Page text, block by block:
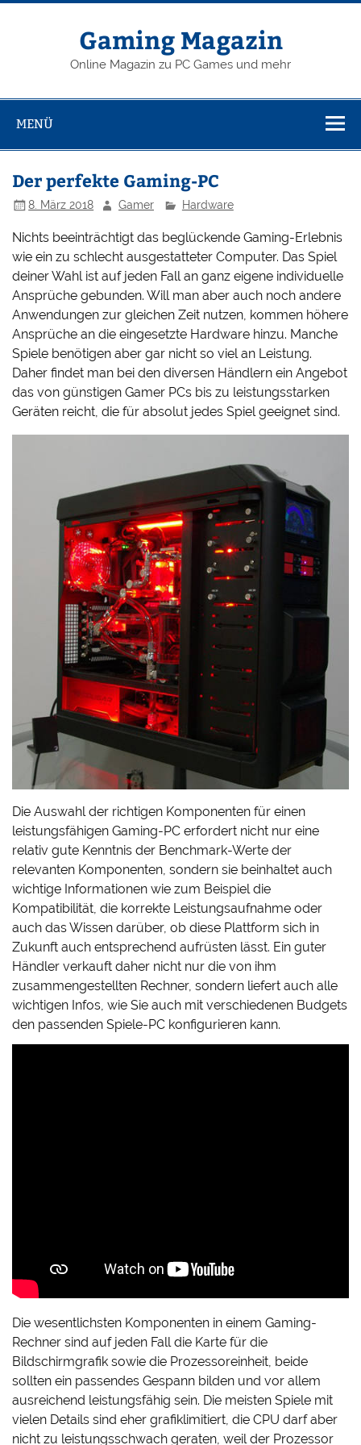
Zum
Gaming Magazin
Online Magazin zu PC Games und mehr
MENÜ
Der perfekte Gaming-PC
8. März 2018 Gamer Hardware
Nichts beeinträchtigt das beglückende Gaming-Erlebnis
wie ein zu schlecht ausgestatteter Computer. Das Spiel
deiner Wahl ist auf jeden Fall an ganz eigene individuelle
Ansprüche gebunden. Will man aber auch noch andere
Anwendungen zur gleichen Zeit nutzen, kommen höhere
Ansprüche an die eingesetzte Hardware hinzu. Manche
Spiele benötigen aber gar nicht so viel an Leistung.
Daher findet man bei den diversen Händlern ein Angebot
das von günstigen Gamer PCs bis zu leistungsstarken
Geräten reicht, die für absolut jedes Spiel geeignet sind.
Die Auswahl der richtigen Komponenten für einen
leistungsfähigen Gaming-PC erfordert nicht nur eine
relativ gute Kenntnis der Benchmark-Werte der
relevanten Komponenten, sondern sie beinhaltet auch
wichtige Informationen wie zum Beispiel die
Kompatibilität, die korrekte Leistungsaufnahme oder
auch das Wissen darüber, ob diese Plattform sich in
Zukunft auch entsprechend aufrüsten lässt. Ein guter
Händler verkauft daher nicht nur die von ihm
zusammengestellten Rechner, sondern liefert auch alle
wichtigen Infos, wie Sie auch mit verschiedenen Budgets
den passenden Spiele-PC konfigurieren kann.
Die wesentlichsten Komponenten in einem Gaming-
Rechner sind auf jeden Fall die Karte für die
Bildschirmgrafik sowie die Prozessoreinheit, beide
sollten ein passendes Gespann bilden und vor allem
ausreichend leistungsfähig sein. Die meisten Spiele mit
vielen Details sind eher grafiklimitiert, die CPU darf aber
nicht zu leistungsschwach geraten, weil der Prozessor